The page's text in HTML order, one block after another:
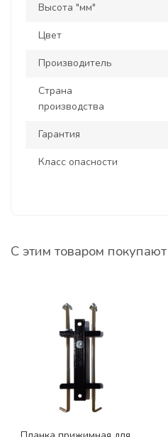
Высота "мм"
Цвет
Производитель
Страна
производства
Гарантия
Класс опасности
С этим товаром покупают